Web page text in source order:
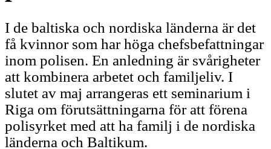
I de baltiska och nordiska länderna är det
få kvinnor som har höga chefsbefattningar
inom polisen. En anledning är svårigheter
att kombinera arbetet och familjeliv. I
slutet av maj arrangeras ett seminarium i
Riga om förutsättningarna för att förena
polisyrket med att ha familj i de nordiska
länderna och Baltikum.